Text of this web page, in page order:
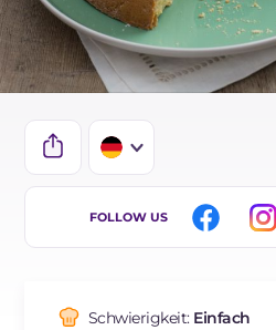
IT
BR
FOLLOW US
Schwierigkeit: Einfach